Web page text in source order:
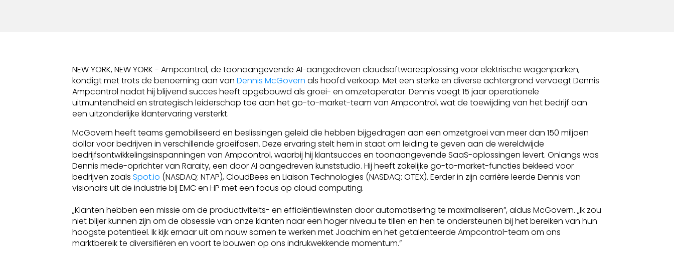
NEW YORK, NEW YORK - Ampcontrol, de toonaangevende AI-aangedreven cloudsoftwareoplossing voor elektrische wagenparken,
kondigt met trots de benoeming aan van Dennis McGovern als hoofd verkoop. Met een sterke en diverse achtergrond vervoegt Dennis
Ampcontrol nadat hij blijvend succes heeft opgebouwd als groei- en omzetoperator. Dennis voegt 15 jaar operationele
uitmuntendheid en strategisch leiderschap toe aan het go-to-market-team van Ampcontrol, wat de toewijding van het bedrijf aan
een uitzonderlijke klantervaring versterkt.
McGovern heeft teams gemobiliseerd en beslissingen geleid die hebben bijgedragen aan een omzetgroei van meer dan 150 miljoen
dollar voor bedrijven in verschillende groeifasen. Deze ervaring stelt hem in staat om leiding te geven aan de wereldwijde
bedrijfsontwikkelingsinspanningen van Ampcontrol, waarbij hij klantsucces en toonaangevende SaaS-oplossingen levert. Onlangs was
Dennis mede-oprichter van Raraity, een door AI aangedreven kunststudio. Hij heeft zakelijke go-to-market-functies bekleed voor
bedrijven zoals Spot.io (NASDAQ: NTAP), CloudBees en Liaison Technologies (NASDAQ: OTEX). Eerder in zijn carrière leerde Dennis van
visionairs uit de industrie bij EMC en HP met een focus op cloud computing.
„Klanten hebben een missie om de productiviteits- en efficiëntiewinsten door automatisering te maximaliseren”, aldus McGovern. „Ik zou
niet blijer kunnen zijn om de obsessie van onze klanten naar een hoger niveau te tillen en hen te ondersteunen bij het bereiken van hun
hoogste potentieel. Ik kijk ernaar uit om nauw samen te werken met Joachim en het getalenteerde Ampcontrol-team om ons
marktbereik te diversifiëren en voort te bouwen op ons indrukwekkende momentum.”